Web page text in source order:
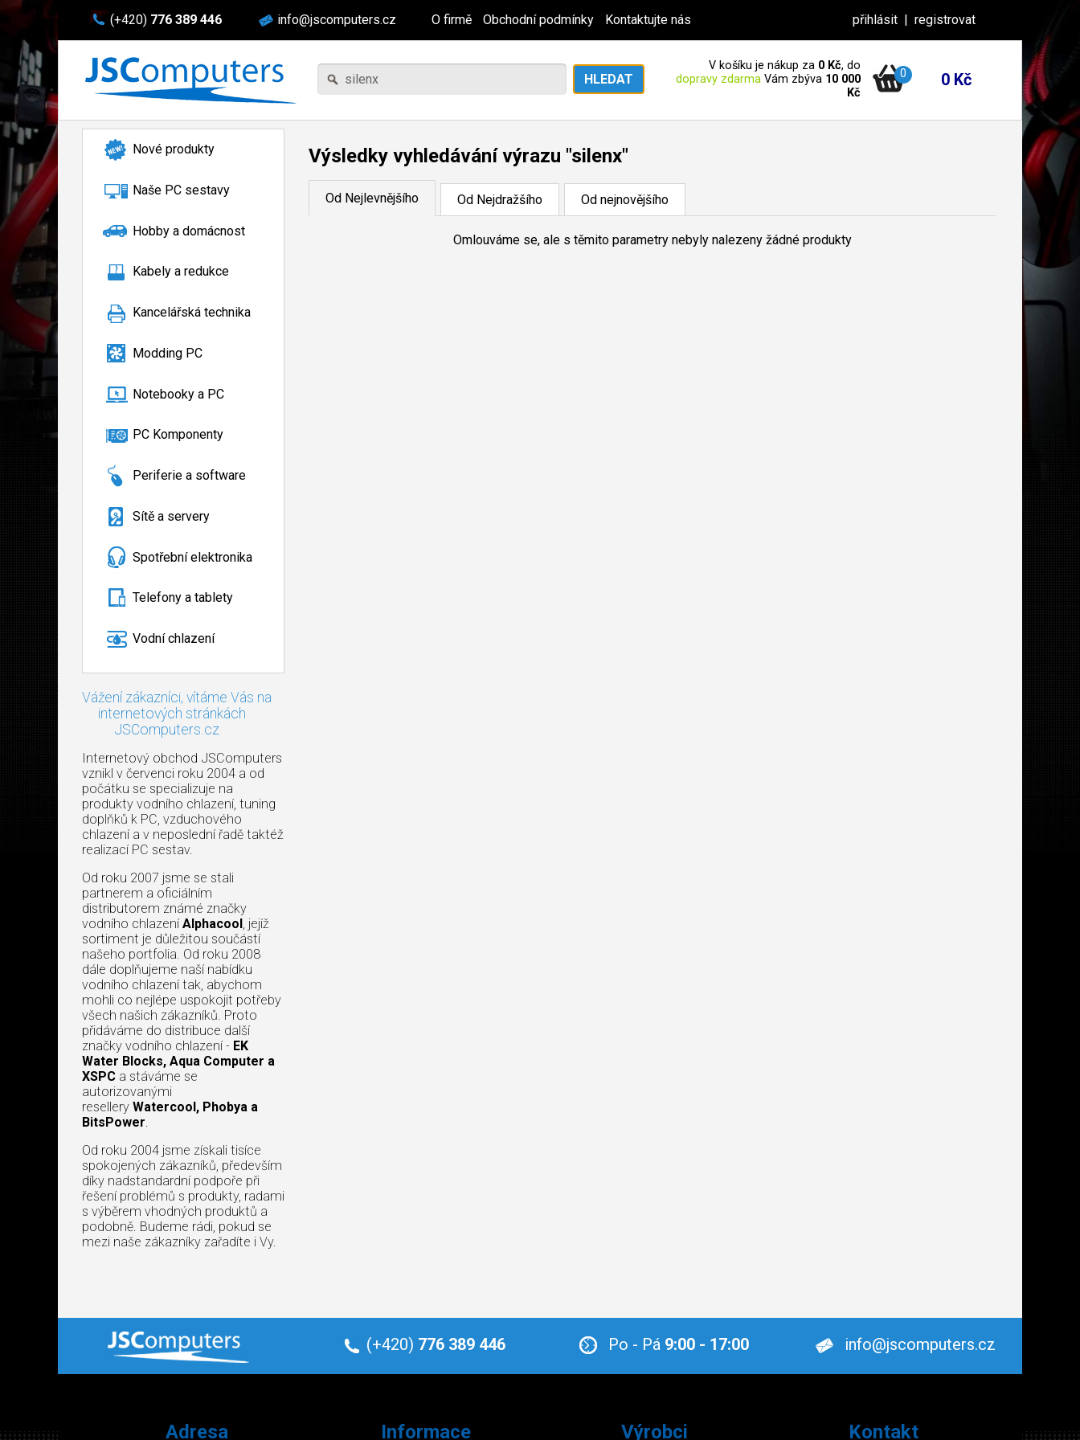
(+420) 776 389 446 info@jscomputers.cz O firmě Obchodní podmínky Kontaktujte nás přihlásit | registrovat
V košíku je nákup za 0 Kč, do
dopravy zdarma Vám zbýva 10 000
Kč
0 0 Kč
Nové produkty
Naše PC sestavy
Hobby a domácnost
Kabely a redukce
Kancelářská technika
Modding PC
Notebooky a PC
PC Komponenty
Periferie a software
Sítě a servery
Spotřební elektronika
Telefony a tablety
Vodní chlazení
Vážení zákazníci, vítáme Vás na
internetových stránkách
JSComputers.cz
Internetový obchod JSComputers
vznikl v červenci roku 2004 a od
počátku se specializuje na
produkty vodního chlazení, tuning
doplňků k PC, vzduchového
chlazení a v neposlední řadě taktéž
realizací PC sestav.
Od roku 2007 jsme se stali
partnerem a oficiálním
distributorem známé značky
vodního chlazení Alphacool, jejíž
sortiment je důležitou součástí
našeho portfolia. Od roku 2008
dále doplňujeme naší nabídku
vodního chlazení tak, abychom
mohli co nejlépe uspokojit potřeby
všech našich zákazníků. Proto
přidáváme do distribuce další
značky vodního chlazení - EK
Water Blocks, Aqua Computer a
XSPC a stáváme se
autorizovanými
resellery Watercool, Phobya a
BitsPower.
Od roku 2004 jsme získali tisíce
spokojených zákazníků, především
díky nadstandardní podpoře při
řešení problémů s produkty, radami
s výběrem vhodných produktů a
podobně. Budeme rádi, pokud se
mezi naše zákazníky zařadíte i Vy.
Výsledky vyhledávání výrazu "silenx"
Od Nejlevnějšího Od Nejdražšího Od nejnovějšího
Omlouváme se, ale s těmito parametry nebyly nalezeny žádné produkty
(+420) 776 389 446 Po - Pá 9:00 - 17:00 info@jscomputers.cz
Adresa Informace Výrobci Kontakt